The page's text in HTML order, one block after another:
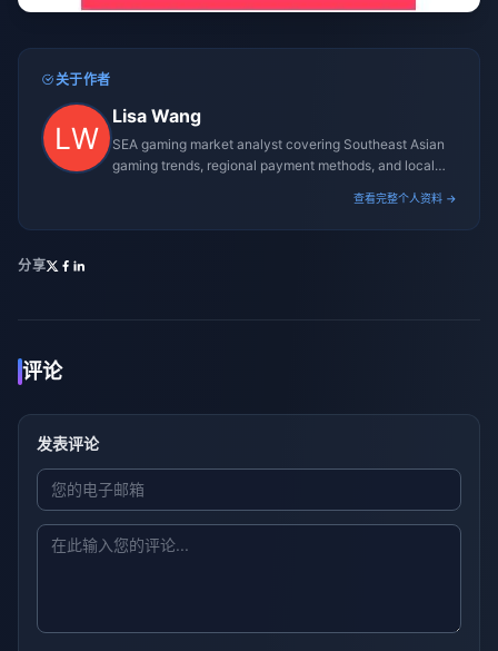
关于作者
Lisa Wang
SEA gaming market analyst covering Southeast Asian
gaming trends, regional payment methods, and local
查看完整个人资料 →
分享
评论
发表评论